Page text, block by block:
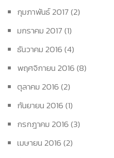
กุมภาพันธ์ 2017(2)
มกราคม 2017(1)
ธันวาคม 2016(4)
พฤศจิกายน 2016(8)
ตุลาคม 2016(2)
กันยายน 2016(1)
กรกฎาคม 2016(3)
เมษายน 2016(2)